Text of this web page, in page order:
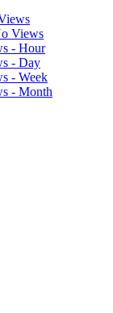
Views
- Hour
- Day
- Week
- Month